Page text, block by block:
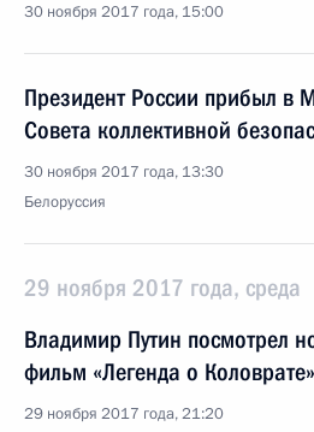
30 ноября 2017 года, 15:00
Президент России прибыл в
Совета коллективной
30 ноября 2017 года, 13:30
Белоруссия
29 ноября 2017 года, среда
Владимир Путин посмотрел
фильм «Легенда о Коловрате»
29 ноября 2017 года, 21:20